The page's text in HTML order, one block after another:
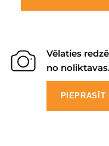
Vēlaties
no noliktavas.
PIEPRASĪT